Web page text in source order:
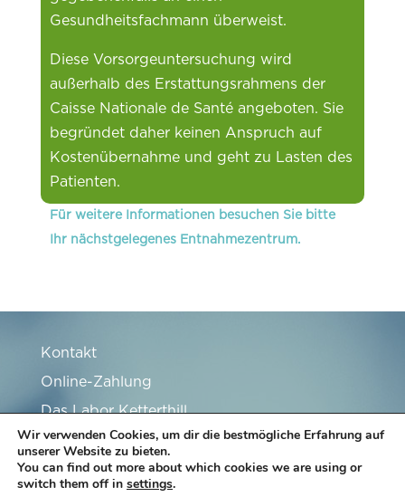
Gesundheitsfachmann überweist.
Diese Vorsorgeuntersuchung wird
außerhalb des Erstattungsrahmens der
Caisse Nationale de Santé angeboten. Sie
begründet daher keinen Anspruch auf
Kostenübernahme und geht zu Lasten des
Patienten.
Für weitere Informationen besuchen Sie bitte
Ihr nächstgelegenes Entnahmezentrum.
Kontakt
Online-Zahlung
Das Labor Ketterthill
Stellenangebote
Partner
Wir verwenden Cookies, um dir die bestmögliche Erfahrung auf
unserer Website zu bieten.
You can find out more about which cookies we are using or
switch them off in settings.